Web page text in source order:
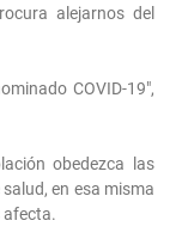
alejarnos del
COVID-19",
obedezca las
en esa misma
afecta.